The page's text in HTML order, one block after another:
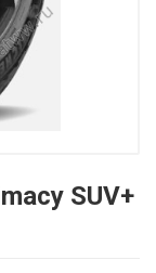
SUV+